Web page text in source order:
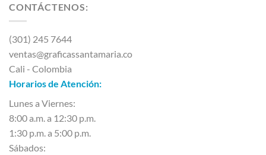
CONTÁCTENOS:
(301) 245 7644
ventas@graficassantamaria.co
Cali - Colombia
Horarios de Atención:
Lunes a Viernes:
8:00 a.m. a 12:30 p.m.
1:30 p.m. a 5:00 p.m.
Sábados: